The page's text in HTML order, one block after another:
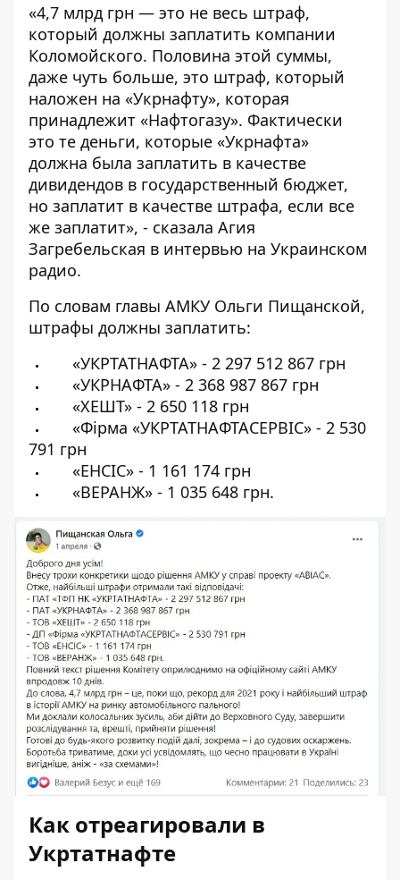
«4,7 млрд грн — это не весь штраф,
который должны заплатить компании
Коломойского. Половина этой суммы,
даже чуть больше, это штраф, который
наложен на «Укрнафту», которая
принадлежит «Нафтогазу». Фактически
это те деньги, которые «Укрнафта»
должна была заплатить в качестве
дивидендов в государственный бюджет,
но заплатит в качестве штрафа, если все
же заплатит», - сказала Агия
Загребельская в интервью на Украинском
радио.
По словам главы АМКУ Ольги Пищанской,
штрафы должны заплатить:
«УКРТАТНАФТА» - 2 297 512 867 грн
«УКРНАФТА» - 2 368 987 867 грн
«ХЕШТ» - 2 650 118 грн
«Фірма «УКРТАТНАФТАСЕРВІС» - 2 530
791 грн
«ЕНСІС» - 1 161 174 грн
«ВЕРАНЖ» - 1 035 648 грн.
Как отреагировали в
Укртатнафте